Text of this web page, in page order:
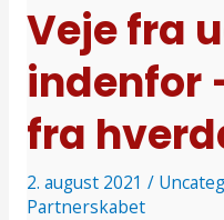
Veje fra
indenfor
fra
2. august 2021 /
Partnerskabet
erfaringer
fra
hverdagslivet